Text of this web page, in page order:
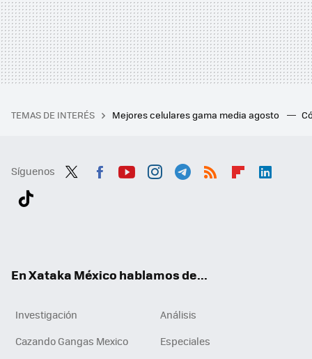
TEMAS DE INTERÉS Mejores celulares gama media agosto
Síguenos
En Xataka México hablamos de...
Investigación
Análisis
Cazando Gangas Mexico
Especiales